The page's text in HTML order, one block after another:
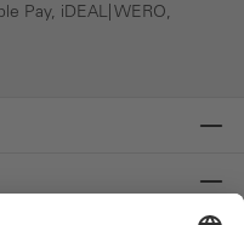
Pay, iDEAL| WERO,